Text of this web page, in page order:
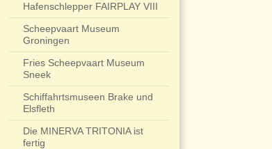
Hafenschlepper FAIRPLAY VIII
Scheepvaart Museum
Groningen
Fries Scheepvaart Museum
Sneek
Schiffahrtsmuseen Brake und
Elsfleth
Die MINERVA TRITONIA ist
fertig